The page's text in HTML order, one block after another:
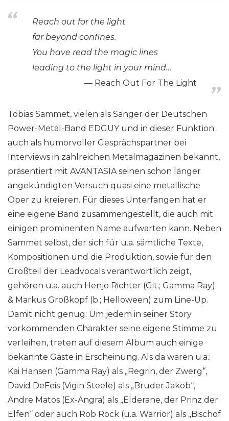
Reach out for the light
far beyond confines.
You have read the magic lines
leading to the light in your mind…
Reach Out For The Light
Tobias Sammet, vielen als Sänger der Deutschen
Power-Metal-Band EDGUY und in dieser Funktion
auch als humorvoller Gesprächspartner bei
Interviews in zahlreichen Metalmagazinen bekannt,
präsentiert mit AVANTASIA seinen schon länger
angekündigten Versuch quasi eine metallische
Oper zu kreieren. Für dieses Unterfangen hat er
eine eigene Band zusammengestellt, die auch mit
einigen prominenten Name aufwarten kann. Neben
Sammet selbst, der sich für u.a. sämtliche Texte,
Kompositionen und die Produktion, sowie für den
Großteil der Leadvocals verantwortlich zeigt,
gehören u.a. auch Henjo Richter (Git.; Gamma Ray)
& Markus Großkopf (b.; Helloween) zum Line-Up.
Damit nicht genug: Um jedem in seiner Story
vorkommenden Charakter seine eigene Stimme zu
verleihen, treten auf diesem Album auch einige
bekannte Gäste in Erscheinung. Als da wären u.a.:
Kai Hansen (Gamma Ray) als „Regrin, der Zwerg“,
David DeFeis (Vigin Steele) als „Bruder Jakob“,
Andre Matos (Ex-Angra) als „Elderane, der Prinz der
Elfen“ oder auch Rob Rock (u.a. Warrior) als „Bischof